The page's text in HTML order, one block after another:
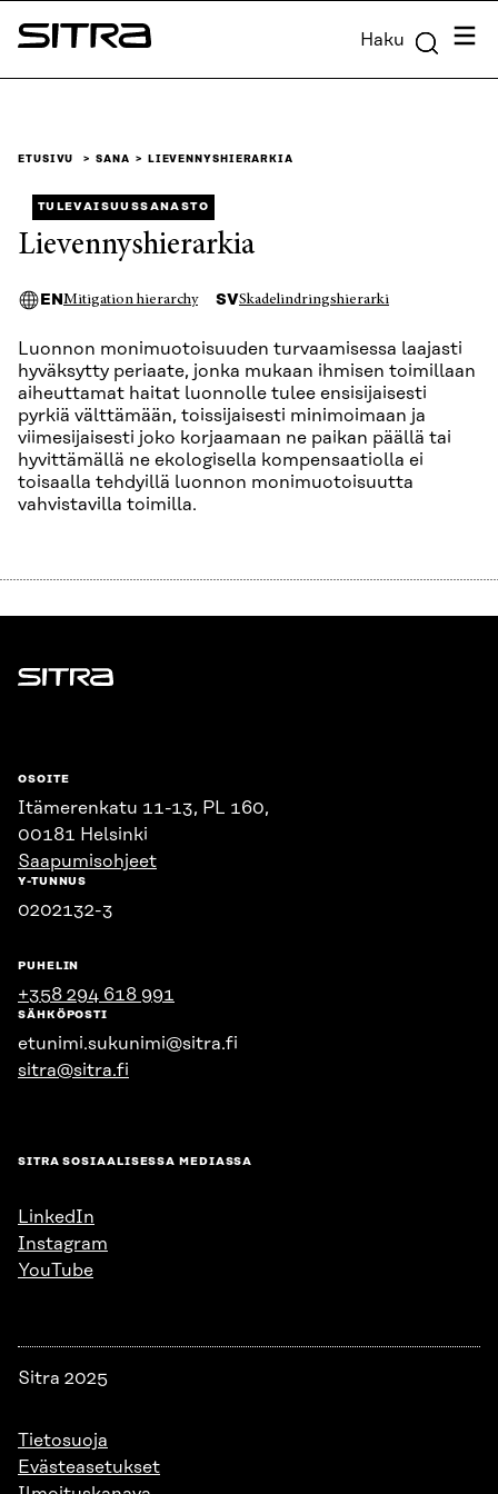
Siirry
suoraan
Sitra Haku
ETUSIVU SANA LIEVENNYSHIERARKIA
TULEVAISUUSSANASTO
Lievennyshierarkia
EN Mitigation hierarchy SVSkadelindringshierarki
Luonnon monimuotoisuuden turvaamisessa laajasti
hyväksytty periaate, jonka mukaan ihmisen toimillaan
aiheuttamat haitat luonnolle tulee ensisijaisesti
pyrkiä välttämään, toissijaisesti minimoimaan ja
viimesijaisesti joko korjaamaan ne paikan päällä tai
hyvittämällä ne ekologisella kompensaatiolla ei
toisaalla tehdyillä luonnon monimuotoisuutta
vahvistavilla toimilla.
Sitra
OSOITE
Itämerenkatu 11-13, PL 160,
00181 Helsinki
Saapumisohjeet
Y-TUNNUS
0202132-3
PUHELIN
+358 294 618 991
SÄHKÖPOSTI
etunimi.sukunimi@sitra.fi
sitra@sitra.fi
SITRA SOSIAALISESSA MEDIASSA
LinkedIn
Instagram
YouTube
Sitra 2025
Tietosuoja
Evästeasetukset